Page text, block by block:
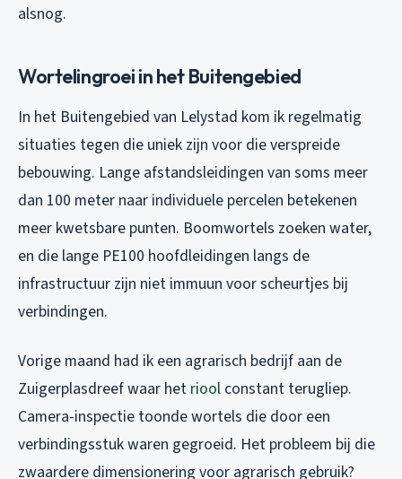
alsnog.
Wortelingroei in het Buitengebied
In het Buitengebied van Lelystad kom ik regelmatig
situaties tegen die uniek zijn voor die verspreide
bebouwing. Lange afstandsleidingen van soms meer
dan 100 meter naar individuele percelen betekenen
meer kwetsbare punten. Boomwortels zoeken water,
en die lange PE100 hoofdleidingen langs de
infrastructuur zijn niet immuun voor scheurtjes bij
verbindingen.
Vorige maand had ik een agrarisch bedrijf aan de
Zuigerplasdreef waar het riool constant terugliep.
Camera-inspectie toonde wortels die door een
verbindingsstuk waren gegroeid. Het probleem bij die
zwaardere dimensionering voor agrarisch gebruik?